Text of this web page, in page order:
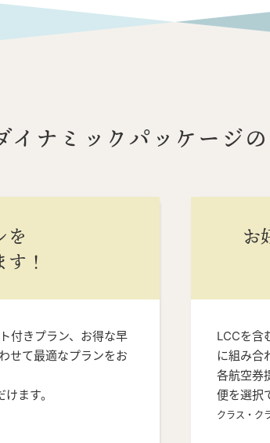
イナミックパッケージ
を
！
付きプラン、お得な早
せて最適なプランをお
ます。
お
LCCを含
に組み合
各航空券
便を選択
クラス・ク